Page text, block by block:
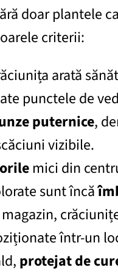
doar plantele
criterii:
arată
punctele de
puternice,
vizibile.
mici din
sunt încă
într-un
protejat de